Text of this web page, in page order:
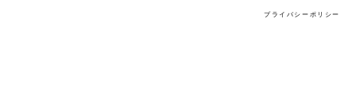
プライバシーポリシー